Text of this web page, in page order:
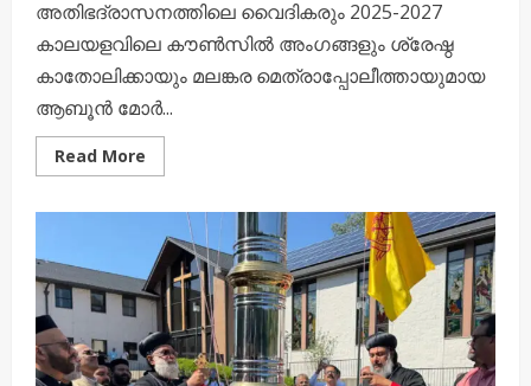
അതിഭദ്രാസനത്തിലെ വൈദികരും 2025-2027
കാലയളവിലെ കൗൺസിൽ അംഗങ്ങളും ശ്രേഷ്ഠ
കാതോലിക്കായും മലങ്കര മെത്രാപ്പോലീത്തായുമായ
ആബൂൻ മോർ...
Read More
more
അമേരിക്കൻ
മലങ്കര
അതിഭദ്രാസന
ഭാരവാഹികൾ
ശ്രേഷ്ഠ
ബാവായുമായി
കൂടിക്കാഴ്ച
നടത്തി